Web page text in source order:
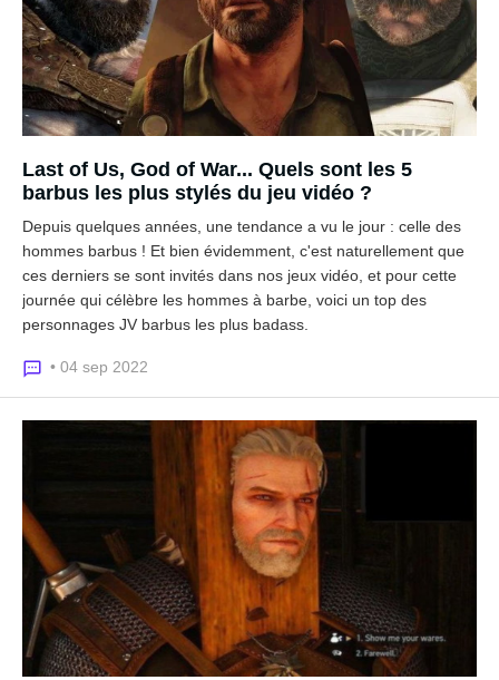
Last of Us, God of War... Quels sont les 5
barbus les plus stylés du jeu vidéo ?
Depuis quelques années, une tendance a vu le jour : celle des
hommes barbus ! Et bien évidemment, c'est naturellement que
ces derniers se sont invités dans nos jeux vidéo, et pour cette
journée qui célèbre les hommes à barbe, voici un top des
personnages JV barbus les plus badass.
• 04 sep 2022